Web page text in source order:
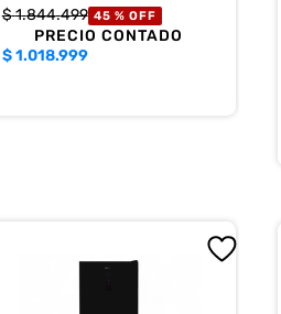
$1.844.499 45 % OFF
PRECIO CONTADO
$1.018.999